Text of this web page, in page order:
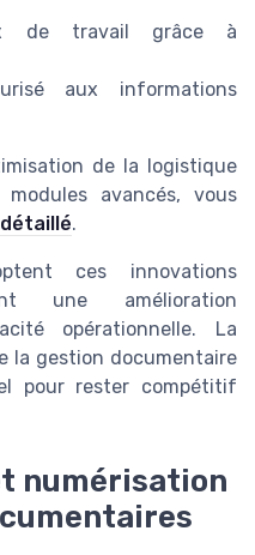
de travail grâce à
aux informations
de la logistique
avancés, vous
.
ces innovations
une amélioration
opérationnelle. La
la gestion documentaire
pour rester compétitif
numérisation